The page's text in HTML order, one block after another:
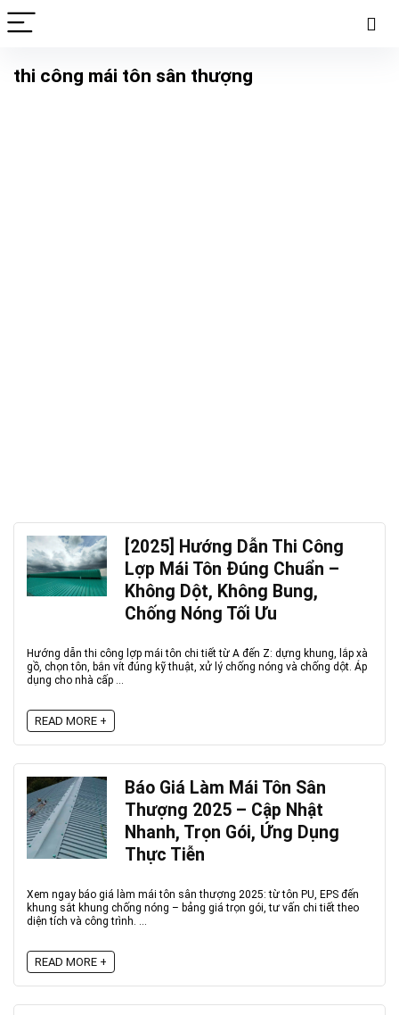
thi công mái tôn sân thượng
[2025] Hướng Dẫn Thi Công
Lợp Mái Tôn Đúng Chuẩn –
Không Dột, Không Bung,
Chống Nóng Tối Ưu
Hướng dẫn thi công lợp mái tôn chi tiết từ A đến Z: dựng khung, lắp xà
gồ, chọn tôn, bắn vít đúng kỹ thuật, xử lý chống nóng và chống dột. Áp
dụng cho nhà cấp ...
READ MORE +
Báo Giá Làm Mái Tôn Sân
Thượng 2025 – Cập Nhật
Nhanh, Trọn Gói, Ứng Dụng
Thực Tiễn
Xem ngay báo giá làm mái tôn sân thượng 2025: từ tôn PU, EPS đến
khung sắt khung chống nóng – bảng giá trọn gói, tư vấn chi tiết theo
diện tích và công trình. ...
READ MORE +